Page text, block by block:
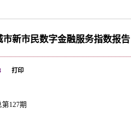
新市民数字金融服务指数报告
打印
127期